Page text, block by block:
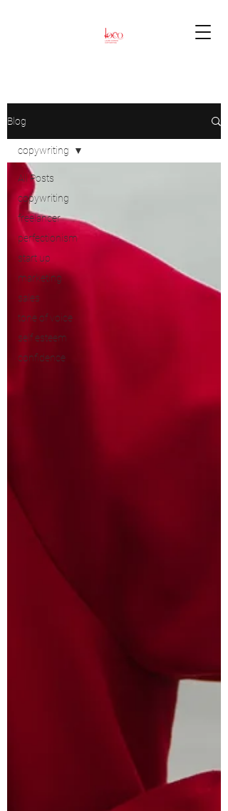
Blog
All Posts
copywriting
freelancer
perfectionism
start up
marketing
sales
tone of voice
self esteem
confidence
copywriting